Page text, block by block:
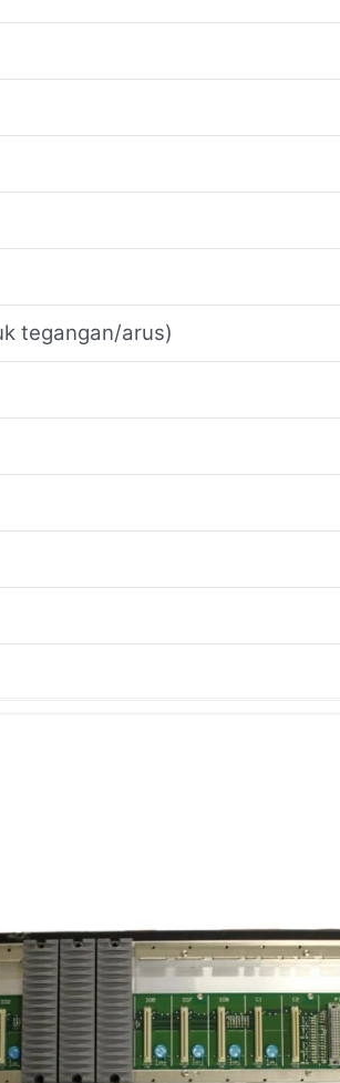
tegangan/arus)